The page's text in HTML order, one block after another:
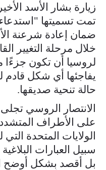
زيارة بشار الأسد
تمت تسميتها
ضمان إعادة شرعنة
خلال مرحلة التغيير
لروسيا أن تكون جزءًا
يفاجئها أي شكل
حالة تنحية صديقها.
الانتصار الروسي
على الأطراف
الولايات المتحدة
سبيل العبارات
بل أقصد بشكل أوضح